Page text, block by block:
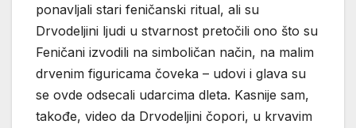
ponavljali stari feničanski ritual, ali su
Drvodeljini ljudi u stvarnost pretočili ono što su
Feničani izvodili na simboličan način, na malim
drvenim figuricama čoveka – udovi i glava su
se ovde odsecali udarcima dleta. Kasnije sam,
takođe, video da Drvodeljini čopori, u krvavim